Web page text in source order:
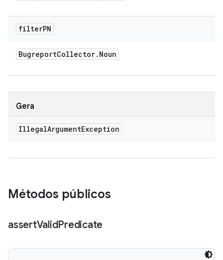
filterPN
BugreportCollector. Noun
Gera
IllegalArgumentException
Métodos públicos
assertValidPredicate